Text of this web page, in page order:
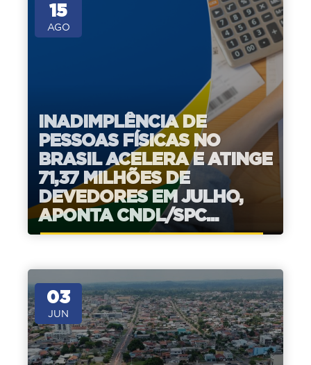
15
AGO
INADIMPLÊNCIA DE
PESSOAS FÍSICAS NO
BRASIL ACELERA E ATINGE
71,37 MILHÕES DE
DEVEDORES EM JULHO,
APONTA CNDL/SPC...
03
JUN